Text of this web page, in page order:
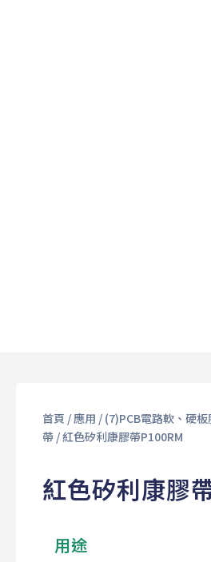
首頁 / 應用 / (7)PCB電路軟、硬板
帶/ 紅色矽利康膠帶P100RM
紅色矽利康膠
用途